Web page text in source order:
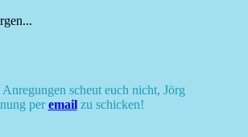
scheut euch nicht, Jörg
peremailzu schicken!